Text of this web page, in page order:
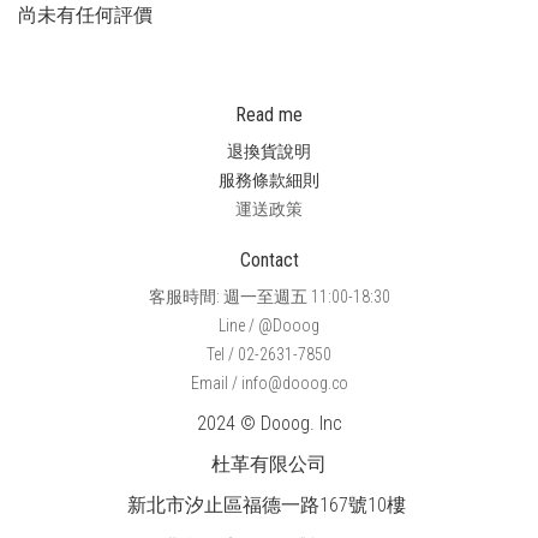
尚未有任何評價
Read me
退換貨說明
服務條款細則
運送政策
Contact
客服時間: 週一至週五 11:00-18:30
Line / @Dooog
Tel / 02-2631-7850
Email / info@dooog.co
2024 © Dooog. Inc
杜革有限公司
新北市汐止區福德一路167號10樓